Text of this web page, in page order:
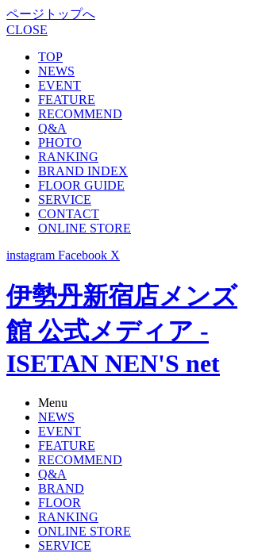
ページトップへ
CLOSE
TOP
NEWS
EVENT
FEATURE
RECOMMEND
Q&A
PHOTO
RANKING
BRAND INDEX
FLOOR GUIDE
SERVICE
CONTACT
ONLINE STORE
instagram Facebook X
伊勢丹新宿店メンズ
館 公式メディア -
ISETAN NEN'S net
Menu
NEWS
EVENT
FEATURE
RECOMMEND
Q&A
BRAND
FLOOR
RANKING
ONLINE STORE
SERVICE